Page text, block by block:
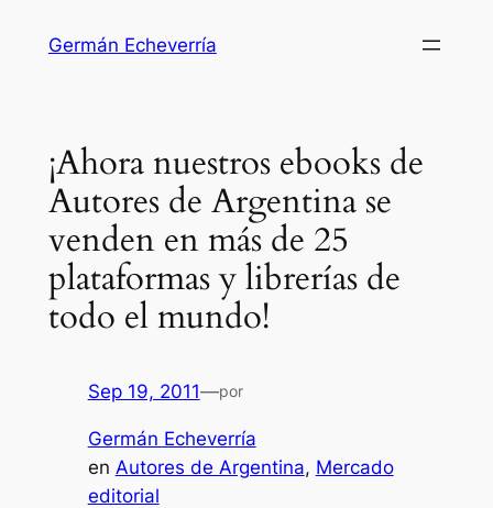
Germán Echeverría
¡Ahora nuestros ebooks de
Autores de Argentina se
venden en más de 25
plataformas y librerías de
todo el mundo!
Sep 19, 2011—por
Germán Echeverría
en Autores de Argentina, Mercado
editorial